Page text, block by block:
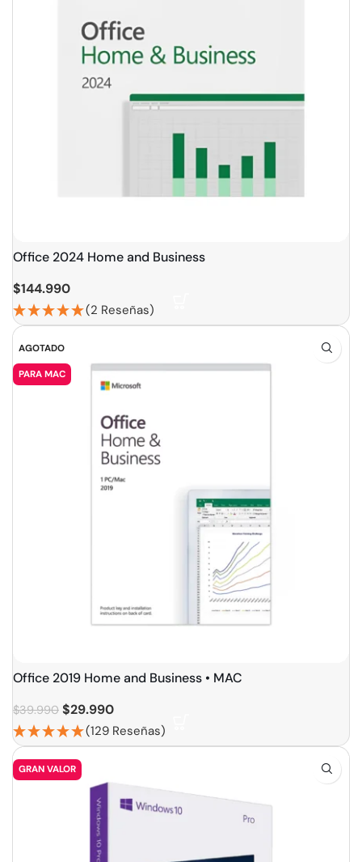
Office 2024 Home and Business
$144.990
(2 Reseñas)
AGOTADO
PARA MAC
Office 2019 Home and Business • MAC
$39.990 $29.990
(129 Reseñas)
GRAN VALOR